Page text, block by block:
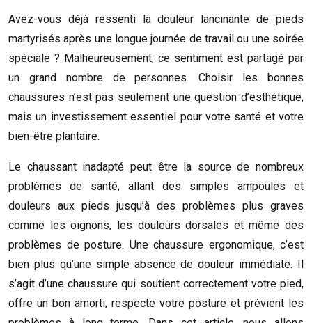
Avez-vous déjà ressenti la douleur lancinante de pieds
martyrisés après une longue journée de travail ou une soirée
spéciale ? Malheureusement, ce sentiment est partagé par
un grand nombre de personnes. Choisir les bonnes
chaussures n’est pas seulement une question d’esthétique,
mais un investissement essentiel pour votre santé et votre
bien-être plantaire.
Le chaussant inadapté peut être la source de nombreux
problèmes de santé, allant des simples ampoules et
douleurs aux pieds jusqu’à des problèmes plus graves
comme les oignons, les douleurs dorsales et même des
problèmes de posture. Une chaussure ergonomique, c’est
bien plus qu’une simple absence de douleur immédiate. Il
s’agit d’une chaussure qui soutient correctement votre pied,
offre un bon amorti, respecte votre posture et prévient les